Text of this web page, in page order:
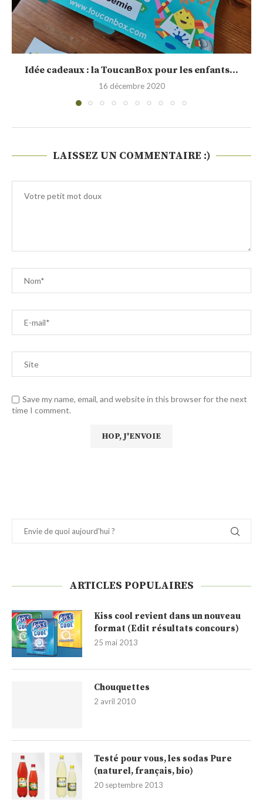
Sélection de calendrier de l’Avent 2020
30 novembre 2020
LAISSEZ UN COMMENTAIRE :)
Save my name, email, and website in this browser for the next
time I comment.
ARTICLES POPULAIRES
Kiss cool revient dans un nouveau
format (Edit résultats concours)
25 mai 2013
Chouquettes
2 avril 2010
Testé pour vous, les sodas Pure
(naturel, français, bio)
20 septembre 2013